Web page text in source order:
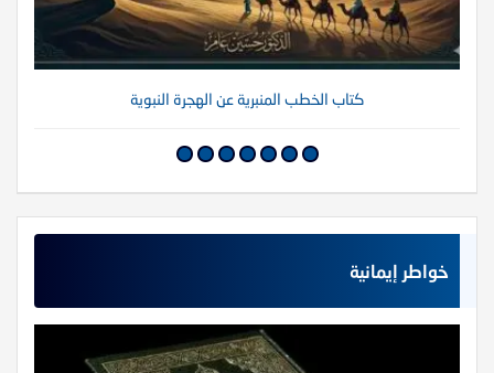
كتاب الخطب المنبرية عن الهجرة النبوية
خواطر إيمانية